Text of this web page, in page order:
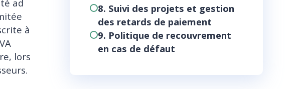
ad
à
lors
8. Suivi des projets et gestion
des retards de paiement
9. Politique de recouvrement
en cas de défaut